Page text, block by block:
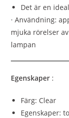
Det är en
· Användning:
mjuka rörelser
lampan
Egenskaper :
Färg: Clear
Egenskaper: